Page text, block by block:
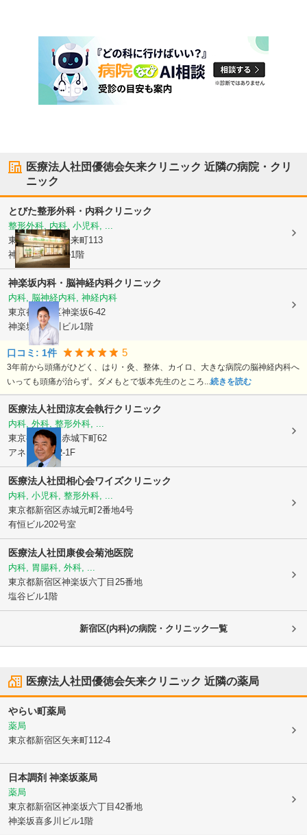
医療法人社団優徳会矢来クリニック 近隣の病院・クリ
ニック
とびた整形外科・内科クリニック
整形外科, 内科, 小児科, ...
東京都新宿区矢来町113
神楽坂升本ビル1階
神楽坂内科・脳神経内科クリニック
内科, 脳神経内科, 神経内科
東京都新宿区神楽坂6-42
神楽坂喜多川ビル1階
口コミ: 1件 5
3年前から頭痛がひどく、はり・灸、整体、カイロ、大きな病院の脳神経内科へ
いっても頭痛が治らず。ダメもとで坂本先生のところ...続きを読む
医療法人社団涼友会執行クリニック
内科, 外科, 整形外科, ...
東京都新宿区 赤城下町62
アネックス62-1F
医療法人社団相心会ワイズクリニック
内科, 小児科, 整形外科, ...
東京都新宿区赤城元町2番地4号
有恒ビル202号室
医療法人社団康俊会菊池医院
内科, 胃腸科, 外科, ...
東京都新宿区神楽坂六丁目25番地
塩谷ビル1階
新宿区(内科)の病院・クリニック一覧
医療法人社団優徳会矢来クリニック 近隣の薬局
やらい町薬局
薬局
東京都新宿区矢来町112-4
日本調剤 神楽坂薬局
薬局
東京都新宿区神楽坂六丁目42番地
神楽坂喜多川ビル1階